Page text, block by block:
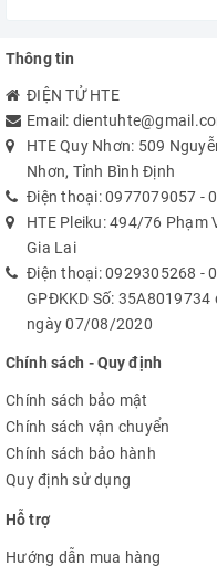
Thông tin
ĐIỆN TỬ HTE
Email:
HTE Quy Nhơn: 509
Nhơn, Tỉnh Bình Định
Điện thoại:0977079057 -
HTE Pleiku: 494/76 Phạm
Gia Lai
Điện thoại:0929305268 -
GPĐKKD Số: 35A8019734
ngày 07/08/2020
Chính sách - Quy định
Chính sách bảo mật
Chính sách vận chuyển
Chính sách bảo hành
Quy định sử dụng
Hỗ trợ
Hướng dẫn mua hàng